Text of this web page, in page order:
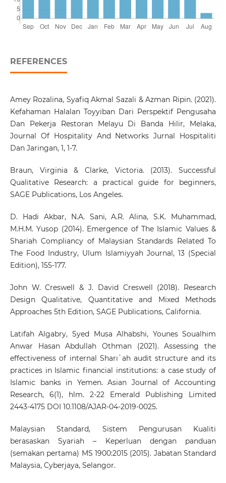
REFERENCES
Amey Rozalina, Syafiq Akmal Sazali & Azman Ripin. (2021).
Kefahaman Halalan Toyyiban Dari Perspektif Pengusaha
Dan Pekerja Restoran Melayu Di Banda Hilir, Melaka,
Journal Of Hospitality And Networks Jurnal Hospitaliti
Dan Jaringan, 1, 1-7.
Braun, Virginia & Clarke, Victoria. (2013). Successful
Qualitative Research: a practical guide for beginners,
SAGE Publications, Los Angeles.
D. Hadi Akbar, N.A. Sani, A.R. Alina, S.K. Muhammad,
M.H.M. Yusop (2014). Emergence of The Islamic Values &
Shariah Compliancy of Malaysian Standards Related To
The Food Industry, Ulum Islamiyyah Journal, 13 (Special
Edition), 155-177.
John W. Creswell & J. David Creswell (2018). Research
Design Qualitative, Quantitative and Mixed Methods
Approaches 5th Edition, SAGE Publications, California.
Latifah Algabry, Syed Musa Alhabshi, Younes Soualhim
Anwar Hasan Abdullah Othman (2021). Assessing the
effectiveness of internal Sharıʿah audit structure and its
practices in Islamic financial institutions: a case study of
Islamic banks in Yemen. Asian Journal of Accounting
Research, 6(1), hlm. 2-22 Emerald Publishing Limited
2443-4175 DOI 10.1108/AJAR-04-2019-0025.
Malaysian Standard, Sistem Pengurusan Kualiti
berasaskan Syariah – Keperluan dengan panduan
(semakan pertama) MS 1900:2015 (2015). Jabatan Standard
Malaysia, Cyberjaya, Selangor.